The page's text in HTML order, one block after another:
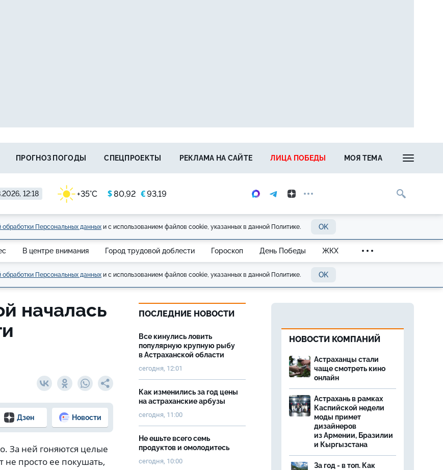
12:18 +35°C $80,92 €93,19
ПРОГНОЗ ПОГОДЫ СПЕЦПРОЕКТЫ РЕКЛАМА НА САЙТЕ ЛИЦА ПОБЕДЫ МОЯ ТЕМА
обработки Персональных данных и с использованием файлов cookie, указанных в данной Политике. OK
В центре внимания Город трудовой доблести Гороскоп День Победы ЖКХ
обработки Персональных данных и с использованием файлов cookie, указанных в данной Политике. OK
началась
Дзен Новости
За ней гоняются целые
не просто ее покушать,
ПОСЛЕДНИЕ НОВОСТИ
Все кинулись ловить
популярную крупную рыбу
в Астраханской области
сегодня, 12:01
Как изменились за год цены
на астраханские арбузы
сегодня, 11:00
Не ешьте всего семь
продуктов и омолодитесь
сегодня, 10:00
НОВОСТИ КОМПАНИЙ
Астраханцы стали
чаще смотреть кино
онлайн
Астрахань в рамках
Каспийской недели
моды примет
дизайнеров
из Армении, Бразилии
и Кыргызстана
За год - в топ. Как